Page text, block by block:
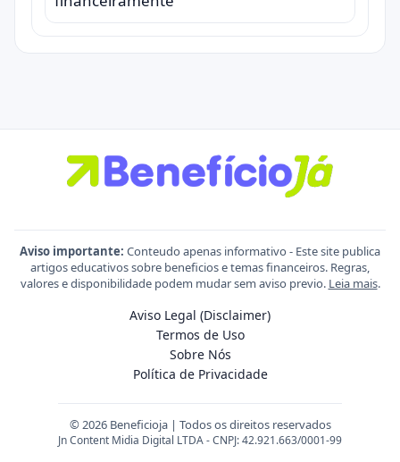
Aviso importante: Conteudo apenas informativo - Este site publica
artigos educativos sobre beneficios e temas financeiros. Regras,
valores e disponibilidade podem mudar sem aviso previo. Leia mais.
Aviso Legal (Disclaimer)
Termos de Uso
Sobre Nós
Política de Privacidade
© 2026 Beneficioja | Todos os direitos reservados
Jn Content Midia Digital LTDA - CNPJ: 42.921.663/0001-99